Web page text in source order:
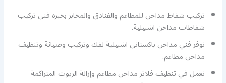
تركيب شفاط مداخن للمطاعم والفنادق والمخابز بخبرة فني تركيب
شفاطات مداخن اشبيلية.
نوفر فني مداخن باكستاني اشبيلية لفك وتركيب وصيانة وتنظيف
مداخن مطاعم.
نعمل في تنظيف فلاتر مداخن مطاعم وإزالة الزيوت المتراكمة